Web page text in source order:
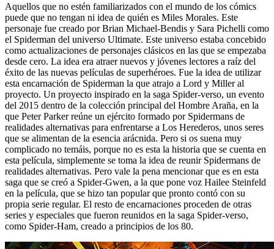
Aquellos que no estén familiarizados con el mundo de los cómics
puede que no tengan ni idea de quién es Miles Morales. Este
personaje fue creado por Brian Michael-Bendis y Sara Pichelli como
el Spiderman del universo Ultimate. Este universo estaba concebido
como actualizaciones de personajes clásicos en las que se empezaba
desde cero. La idea era atraer nuevos y jóvenes lectores a raíz del
éxito de las nuevas películas de superhéroes. Fue la idea de utilizar
esta encarnación de Spiderman la que atrajo a Lord y Miller al
proyecto. Un proyecto inspirado en la saga Spider-verso, un evento
del 2015 dentro de la colección principal del Hombre Araña, en la
que Peter Parker reúne un ejército formado por Spidermans de
realidades alternativas para enfrentarse a Los Herederos, unos seres
que se alimentan de la esencia arácnida. Pero si os suena muy
complicado no temáis, porque no es esta la historia que se cuenta en
esta película, simplemente se toma la idea de reunir Spidermans de
realidades alternativas. Pero vale la pena mencionar que es en esta
saga que se creó a Spider-Gwen, a la que pone voz Hailee Steinfeld
en la película, que se hizo tan popular que pronto contó con su
propia serie regular. El resto de encarnaciones proceden de otras
series y especiales que fueron reunidos en la saga Spider-verso,
como Spider-Ham, creado a principios de los 80.